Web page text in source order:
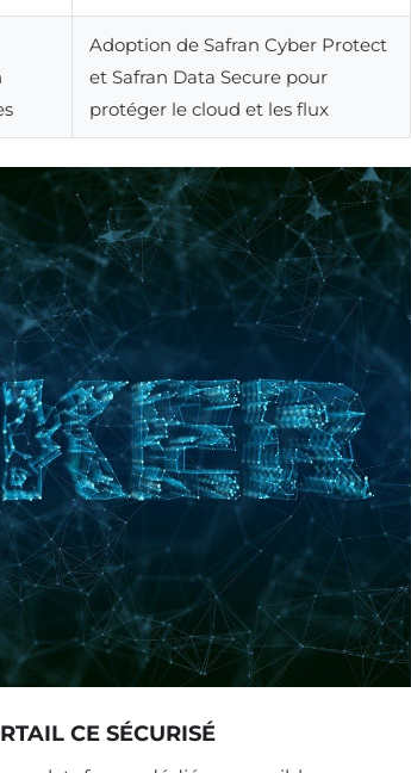
Adoption de Safran Cyber Protect
et Safran Data Secure pour
protéger le cloud et les flux
CE SÉCURISÉ